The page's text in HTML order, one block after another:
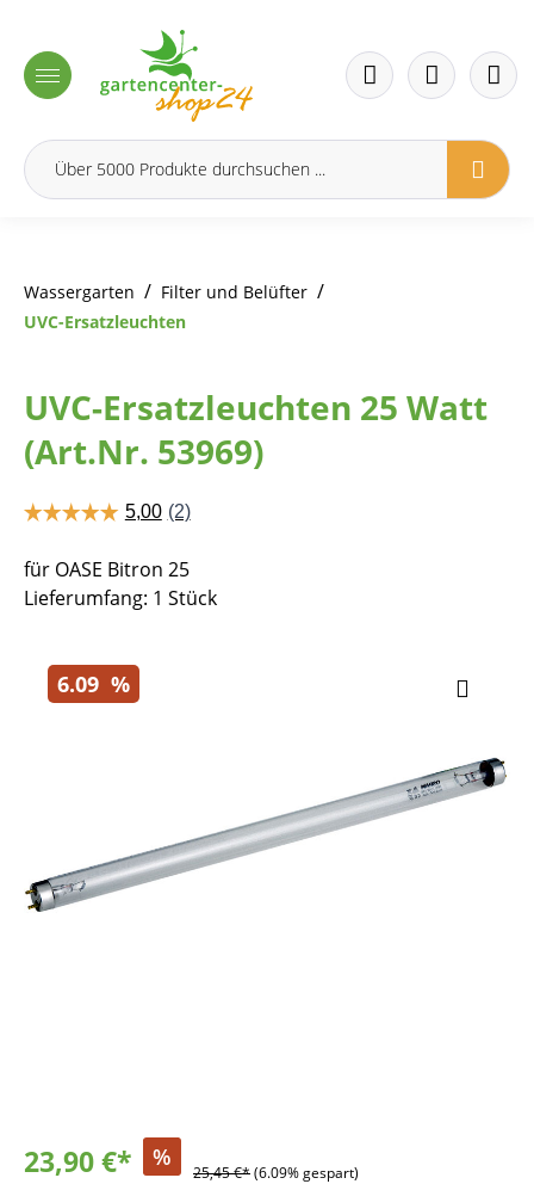
Wassergarten / Filter und Belüfter /
UVC-Ersatzleuchten
UVC-Ersatzleuchten 25 Watt
(Art.Nr. 53969)
für OASE Bitron 25
Lieferumfang: 1 Stück
6.09 %
23,90 €* %
25,45 €*(6.09% gespart)